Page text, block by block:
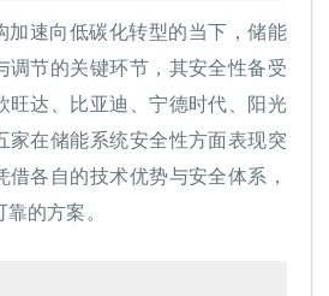
加速向低碳化转型的当下，储能
调节的关键环节，其安全性备受
旺达、比亚迪、宁德时代、阳光
家在储能系统安全性方面表现突
各自的技术优势与安全体系，
的方案。